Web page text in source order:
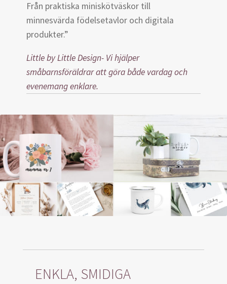
Från praktiska miniskötväskor till
minnesvärda födelsetavlor och digitala
produkter.”
Little by Little Design- Vi hjälper
småbarnsföräldrar att göra både vardag och
evenemang enklare.
ENKLA, SMIDIGA